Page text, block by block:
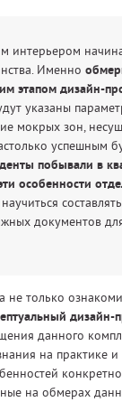
интерьером
Именно
этапом дизайн-
указаны
мокрых зон,
успешным
побывали в
особенности
документов
не только
дизайн-
данного
на практике и
на обмерах